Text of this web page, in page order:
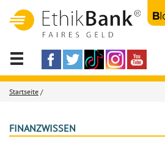
Startseite /
FINANZWISSEN